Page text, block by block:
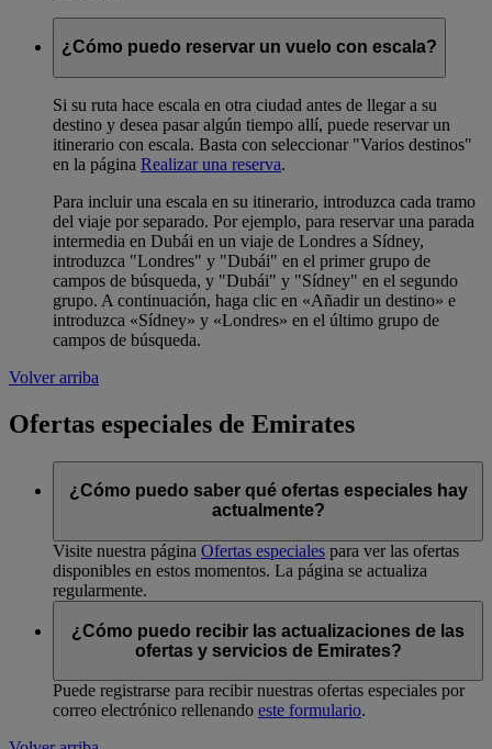
¿Cómo puedo reservar un vuelo con escala?
Si su ruta hace escala en otra ciudad antes de llegar a su
destino y desea pasar algún tiempo allí, puede reservar un
itinerario con escala. Basta con seleccionar "Varios destinos"
en la página Realizar una reserva.
Para incluir una escala en su itinerario, introduzca cada tramo
del viaje por separado. Por ejemplo, para reservar una parada
intermedia en Dubái en un viaje de Londres a Sídney,
introduzca "Londres" y "Dubái" en el primer grupo de
campos de búsqueda, y "Dubái" y "Sídney" en el segundo
grupo. A continuación, haga clic en «Añadir un destino» e
introduzca «Sídney» y «Londres» en el último grupo de
campos de búsqueda.
Volver arriba
Ofertas especiales de Emirates
¿Cómo puedo saber qué ofertas especiales hay
actualmente?
Visite nuestra página Ofertas especiales para ver las ofertas
disponibles en estos momentos. La página se actualiza
regularmente.
¿Cómo puedo recibir las actualizaciones de las
ofertas y servicios de Emirates?
Puede registrarse para recibir nuestras ofertas especiales por
correo electrónico rellenando este formulario.